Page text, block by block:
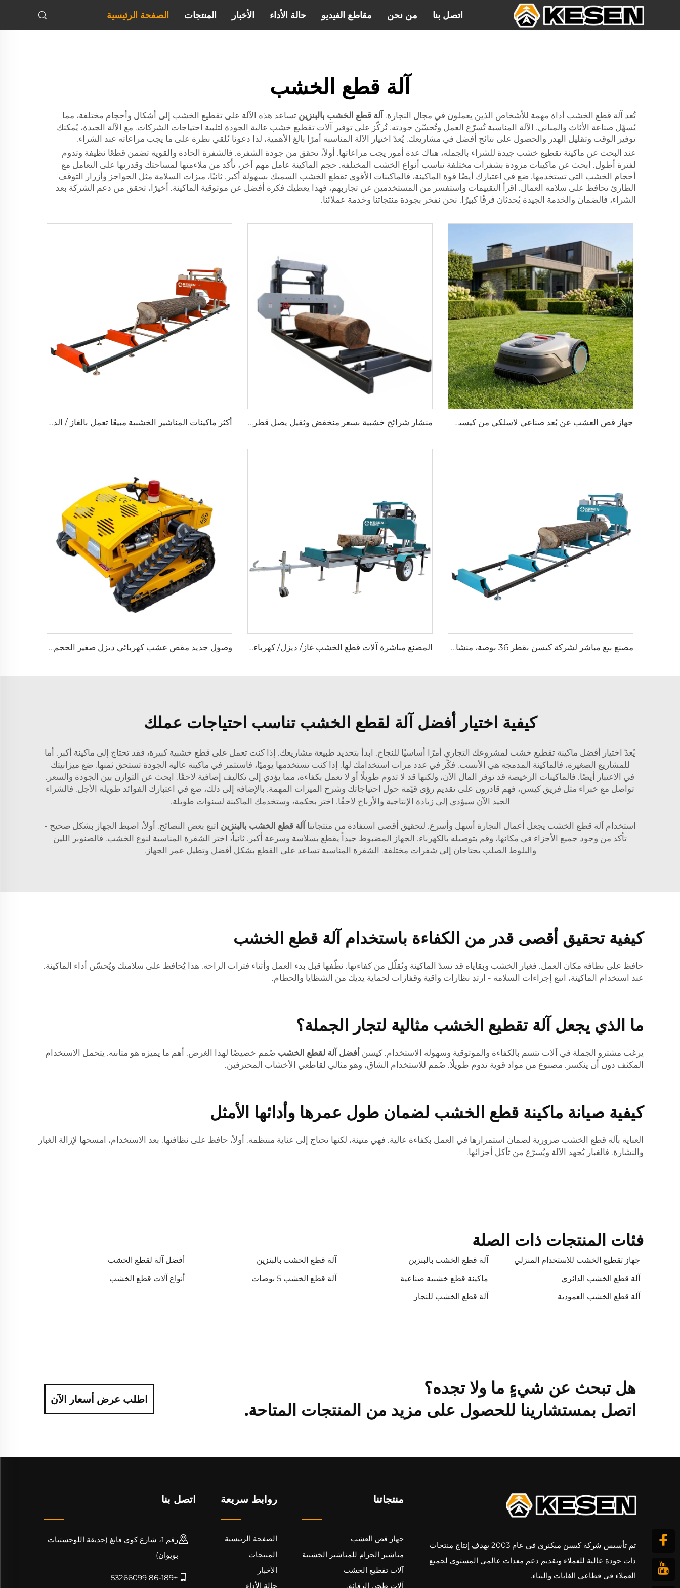
الصفحة الرئيسية المنتجات الأخبار حالة الأداء مقاطع الفيديو من نحن اتصل بنا
آلة قطع الخشب
تُعد آلة قطع الخشب أداة مهمة للأشخاص الذين يعملون في مجال النجارة. آلة قطع الخشب بالبنزين تساعد هذه الآلة على تقطيع الخشب إلى أشكال وأحجام مختلفة، مما
يُسهّل صناعة الأثاث والمباني. الآلة المناسبة تُسرّع العمل وتُحسّن جودته. نُركّز على توفير آلات تقطيع خشب عالية الجودة لتلبية احتياجات الشركات. مع الآلة الجيدة، يُمكنك
توفير الوقت وتقليل الهدر والحصول على نتائج أفضل في مشاريعك. يُعدّ اختيار الآلة المناسبة أمرًا بالغ الأهمية، لذا دعونا نُلقي نظرة على ما يجب مراعاته عند الشراء.
عند البحث عن ماكينة تقطيع خشب جيدة للشراء بالجملة، هناك عدة أمور يجب مراعاتها. أولاً، تحقق من جودة الشفرة. فالشفرة الحادة والقوية تضمن قطعًا نظيفة وتدوم
لفترة أطول. ابحث عن ماكينات مزودة بشفرات مختلفة تناسب أنواع الخشب المختلفة. حجم الماكينة عامل مهم آخر، تأكد من ملاءمتها لمساحتك وقدرتها على التعامل مع
أحجام الخشب التي تستخدمها. ضع في اعتبارك أيضًا قوة الماكينة، فالماكينات الأقوى تقطع الخشب السميك بسهولة أكبر. ثانيًا، ميزات السلامة مثل الحواجز وأزرار التوقف
الطارئ تحافظ على سلامة العمال. اقرأ التقييمات واستفسر من المستخدمين عن تجاربهم، فهذا يعطيك فكرة أفضل عن موثوقية الماكينة. أخيرًا، تحقق من دعم الشركة بعد
الشراء، فالضمان والخدمة الجيدة يُحدثان فرقًا كبيرًا. نحن نفخر بجودة منتجاتنا وخدمة عملائنا.
جهاز قص العشب عن بُعد صناعي لاسلكي من كيسين مزوَّد ببطارية، بعرض قص ١٠٠٠ مم، مزود بعجلات، ذاتي التحرك، ومناسب لجميع أنواع التضاريس منشار شرائح خشبية بسعر منخفض وثقيل يصل قطر المنشار فيه إلى 1000 ملم لمخازن الأخشاب الكبيرة أكثر ماكينات المناشير الخشبية مبيعًا تعمل بالغاز / الديزل / الكهرباء، منشار محمول على عجلات ومنشار باند أفقي
مصنع بيع مباشر لشركة كيسن بقطر 36 بوصة، منشار أفقية محمولة تعمل تلقائيًا مع مقطورة المصنع مباشرة آلات قطع الخشب غاز/ ديزل/ كهرباء محمولة عجلات مقطورة منشار حقل أفقية آلة منشار شريط وصول جديد مقص عشب كهربائي ديزل صغير الحجم للمنزل المزود برأس حلق روبوتي لحصد العشب
كيفية اختيار أفضل آلة لقطع الخشب تناسب احتياجات عملك
يُعدّ اختيار أفضل ماكينة تقطيع خشب لمشروعك التجاري أمرًا أساسيًا للنجاح. ابدأ بتحديد طبيعة مشاريعك. إذا كنت تعمل على قطع خشبية كبيرة، فقد تحتاج إلى ماكينة أكبر. أما
للمشاريع الصغيرة، فالماكينة المدمجة هي الأنسب. فكّر في عدد مرات استخدامك لها. إذا كنت تستخدمها يوميًا، فاستثمر في ماكينة عالية الجودة تستحق ثمنها. ضع ميزانيتك
في الاعتبار أيضًا. فالماكينات الرخيصة قد توفر المال الآن، ولكنها قد لا تدوم طويلًا أو لا تعمل بكفاءة، مما يؤدي إلى تكاليف إضافية لاحقًا. ابحث عن التوازن بين الجودة والسعر.
تواصل مع خبراء مثل فريق كيسن، فهم قادرون على تقديم رؤى قيّمة حول احتياجاتك وشرح الميزات المهمة. بالإضافة إلى ذلك، ضع في اعتبارك الفوائد طويلة الأجل. فالشراء
الجيد الآن سيؤدي إلى زيادة الإنتاجية والأرباح لاحقًا. اختر بحكمة، وستخدمك الماكينة لسنوات طويلة.
استخدام آلة قطع الخشب يجعل أعمال النجارة أسهل وأسرع. لتحقيق أقصى استفادة من منتجاتنا آلة قطع الخشب بالبنزين اتبع بعض النصائح. أولاً، اضبط الجهاز بشكل صحيح -
تأكد من وجود جميع الأجزاء في مكانها، وقم بتوصيله بالكهرباء. الجهاز المضبوط جيداً يقطع بسلاسة وسرعة أكبر. ثانياً، اختر الشفرة المناسبة لنوع الخشب. فالصنوبر اللين
والبلوط الصلب يحتاجان إلى شفرات مختلفة. الشفرة المناسبة تساعد على القطع بشكل أفضل وتطيل عمر الجهاز.
كيفية تحقيق أقصى قدر من الكفاءة باستخدام آلة قطع الخشب
حافظ على نظافة مكان العمل. فغبار الخشب وبقاياه قد تسدّ الماكينة وتُقلّل من كفاءتها. نظّفها قبل بدء العمل وأثناء فترات الراحة. هذا يُحافظ على سلامتك ويُحسّن أداء الماكينة.
عند استخدام الماكينة، اتبع إجراءات السلامة - ارتدِ نظارات واقية وقفازات لحماية يديك من الشظايا والحطام.
ما الذي يجعل آلة تقطيع الخشب مثالية لتجار الجملة؟
يرغب مشترو الجملة في آلات تتسم بالكفاءة والموثوقية وسهولة الاستخدام. كيسن أفضل آلة لقطع الخشب صُمم خصيصًا لهذا الغرض. أهم ما يميزه هو متانته. يتحمل الاستخدام
المكثف دون أن ينكسر. مصنوع من مواد قوية تدوم طويلًا. صُمم للاستخدام الشاق، وهو مثالي لقاطعي الأخشاب المحترفين.
كيفية صيانة ماكينة قطع الخشب لضمان طول عمرها وأدائها الأمثل
العناية بآلة قطع الخشب ضرورية لضمان استمرارها في العمل بكفاءة عالية. فهي متينة، لكنها تحتاج إلى عناية منتظمة. أولاً، حافظ على نظافتها. بعد الاستخدام، امسحها لإزالة الغبار
والنشارة. فالغبار يُجهد الآلة ويُسرّع من تآكل أجزائها.
فئات المنتجات ذات الصلة
جهاز تقطيع الخشب للاستخدام المنزلي آلة قطع الخشب بالبنزين آلة قطع الخشب بالبنزين
أفضل آلة لقطع الخشب
آلة قطع الخشب الدائري
ماكينة قطع خشبية صناعية آلة قطع الخشب 5 بوصات
أنواع آلات قطع الخشب
آلة قطع الخشب العمودية
آلة قطع الخشب للنجار
هل تبحث عن شيءٍ ما ولا تجده؟
اتصل بمستشارينا للحصول على مزيد من المنتجات المتاحة.
اطلب عرض أسعار الآن
تم تأسيس شركة كيسن ميكنري في عام 2003 بهدف إنتاج منتجات
ذات جودة عالية للعملاء وتقديم دعم معدات عالمي المستوى لجميع
العملاء في قطاعي الغابات والبناء.
منتجاتنا
جهاز قص العشب
مناشير الحزام للمناشير الخشبية
آلات تقطيع الخشب
آلات طحن الرقائق
روابط سريعة
الصفحة الرئيسية
المنتجات
الأخبار
حالة الأداء
اتصل بنا
رقم 1، شارع كوي فانغ (حديقة اللوجستيات
بويوان)
+86-189 53266099